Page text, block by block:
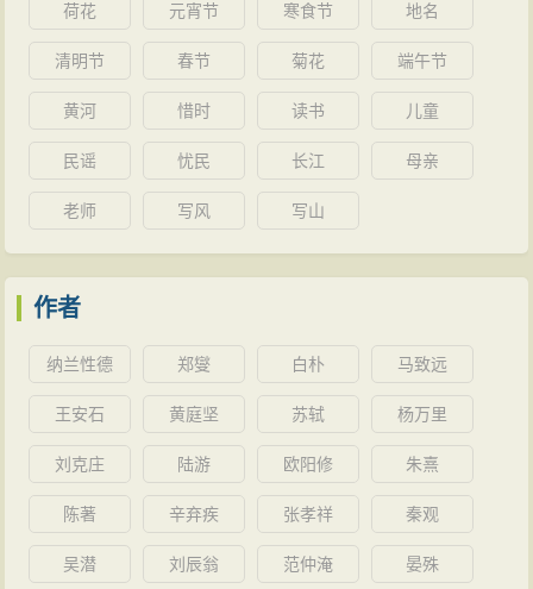
荷花 元宵节 寒食节 地名
清明节 春节 菊花 端午节
黄河 惜时 读书 儿童
民谣 忧民 长江 母亲
老师 写风 写山
作者
纳兰性德 郑燮 白朴 马致远
王安石 黄庭坚 苏轼 杨万里
刘克庄 陆游 欧阳修 朱熹
陈著 辛弃疾 张孝祥 秦观
吴潜 刘辰翁 范仲淹 晏殊